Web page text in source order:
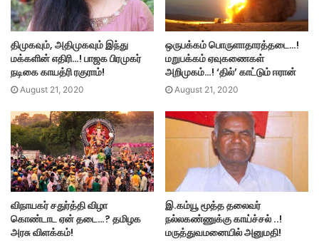
திமுகவும், அதிமுகவும் இந்து
மக்களின் எதிரி…! பாஜக பிரமுகர்
நடிகை காயத்ரி ரகுராம்!
August 21, 2020
ஒருபக்கம் பொருளாதாரத்தடை…!
மறுபக்கம் ஏவுகணைகள்
அறிமுகம்…! ‘தில்’ காட்டும் ஈரான்
August 21, 2020
விநாயகர் சதுர்த்தி விழா
கொண்டாட ஏன் தடை…? தமிழக
அரசு விளக்கம்!
இ.கம்யூ மூத்த தலைவர்
நல்லகண்ணுக்கு காய்ச்சல் ..!
மருத்துவமனையில் அனுமதி!